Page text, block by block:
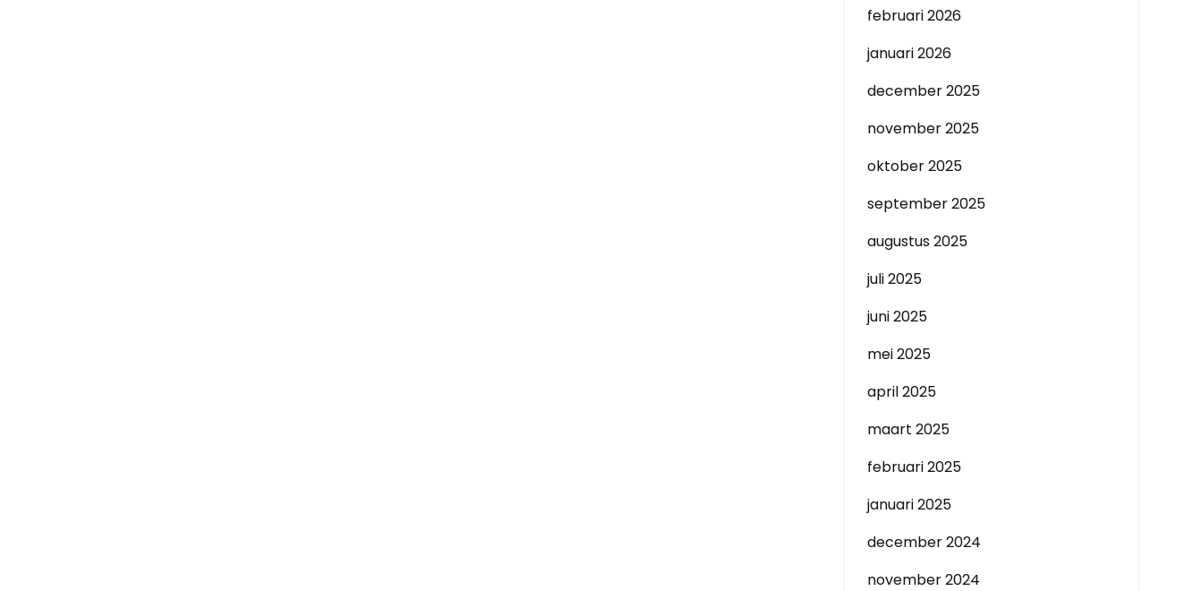
februari 2026
januari 2026
december 2025
november 2025
oktober 2025
september 2025
augustus 2025
juli 2025
juni 2025
mei 2025
april 2025
maart 2025
februari 2025
januari 2025
december 2024
november 2024